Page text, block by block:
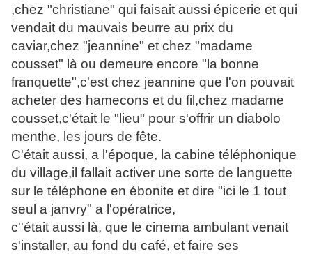
,chez "christiane" qui faisait aussi épicerie et qui
vendait du mauvais beurre au prix du
caviar,chez "jeannine" et chez "madame
cousset" là ou demeure encore "la bonne
franquette",c'est chez jeannine que l'on pouvait
acheter des hamecons et du fil,chez madame
cousset,c'était le "lieu" pour s'offrir un diabolo
menthe, les jours de fête.
C'était aussi, a l'époque, la cabine téléphonique
du village,il fallait activer une sorte de languette
sur le téléphone en ébonite et dire "ici le 1 tout
seul a janvry" a l'opératrice,
c''était aussi là, que le cinema ambulant venait
s'installer, au fond du café, et faire ses